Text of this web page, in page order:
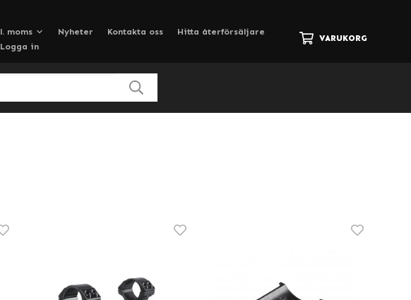
Nyheter Kontakta oss
Hitta återförsäljare
Logga in
VARUKORG